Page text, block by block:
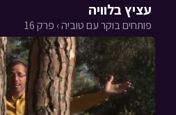
עציץ בלוויה
פותחים בוקר עם טוביה › פרק 16